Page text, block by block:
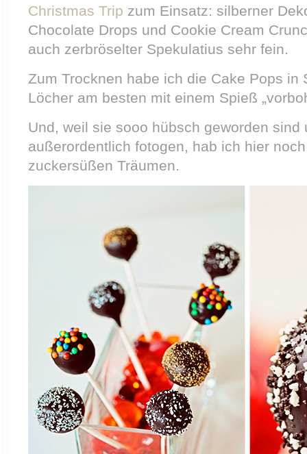
Christmas Trip zum Einsatz: silberner
Chocolate Drops und Cookie Cream
auch zerbröselter Spekulatius sehr fein.
Zum Trocknen habe ich die Cake Pops in
Löcher am besten mit einem Spieß
Und, weil sie sooo hübsch geworden sind
außerordentlich fotogen, hab ich hier
zuckersüßen Träumen.